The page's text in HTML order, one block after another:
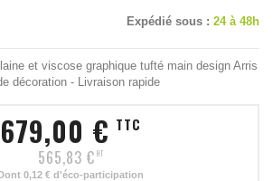
Expédié sous : 24 à 48h
et viscose graphique tufté main design Arris
décoration - Livraison rapide
679,00 € TTC
565,83 € HT
0,12 € d'éco-participation